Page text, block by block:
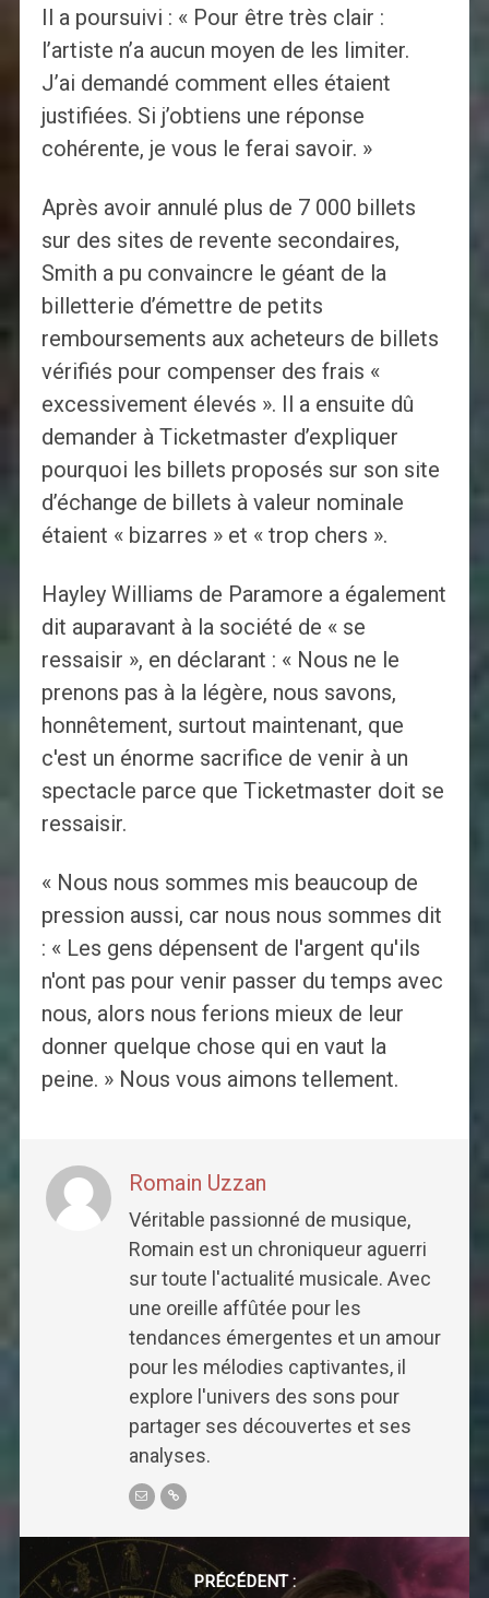
Il a poursuivi : « Pour être très clair :
l’artiste n’a aucun moyen de les limiter.
J’ai demandé comment elles étaient
justifiées. Si j’obtiens une réponse
cohérente, je vous le ferai savoir. »
Après avoir annulé plus de 7 000 billets
sur des sites de revente secondaires,
Smith a pu convaincre le géant de la
billetterie d’émettre de petits
remboursements aux acheteurs de billets
vérifiés pour compenser des frais «
excessivement élevés ». Il a ensuite dû
demander à Ticketmaster d’expliquer
pourquoi les billets proposés sur son site
d’échange de billets à valeur nominale
étaient « bizarres » et « trop chers ».
Hayley Williams de Paramore a également
dit auparavant à la société de « se
ressaisir », en déclarant : « Nous ne le
prenons pas à la légère, nous savons,
honnêtement, surtout maintenant, que
c'est un énorme sacrifice de venir à un
spectacle parce que Ticketmaster doit se
ressaisir.
« Nous nous sommes mis beaucoup de
pression aussi, car nous nous sommes dit
: « Les gens dépensent de l'argent qu'ils
n'ont pas pour venir passer du temps avec
nous, alors nous ferions mieux de leur
donner quelque chose qui en vaut la
peine. » Nous vous aimons tellement.
Romain Uzzan
Véritable passionné de musique,
Romain est un chroniqueur aguerri
sur toute l'actualité musicale. Avec
une oreille affûtée pour les
tendances émergentes et un amour
pour les mélodies captivantes, il
explore l'univers des sons pour
partager ses découvertes et ses
analyses.
Post
navigation
PRÉCÉDENT :